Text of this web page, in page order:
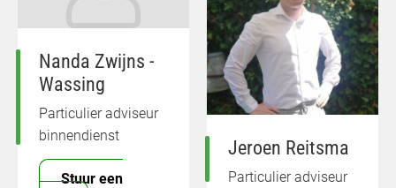
Nanda Zwijns -
Wassing
Particulier adviseur
binnendienst
Stuur een
Jeroen Reitsma
Particulier adviseur